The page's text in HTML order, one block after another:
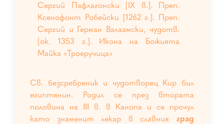
Сергий Пафлагонски [IX в.]. Преп.
Ксенофонт Робейски [1262 г.]. Преп.
Сергий и Герман Валаамски, чудотв.
[ок. 1353 г.]. Икона на Божията
Майка «Троеручица»
Св. безсребреник и чудотворец Кир бил
египтянин. Родил се през втората
половина на ІІІ в. в Канопа и се прочул
като знаменит лекар в славния град